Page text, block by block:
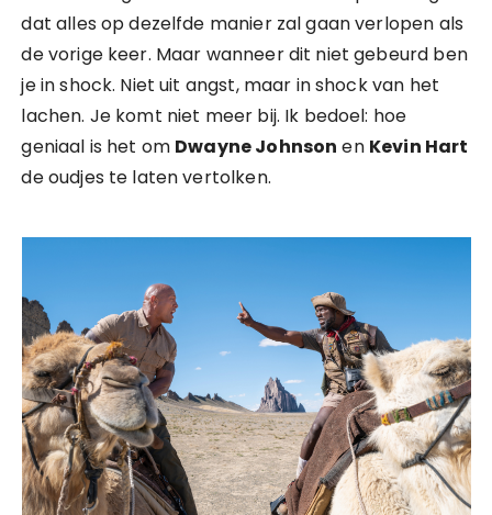
dat alles op dezelfde manier zal gaan verlopen als
de vorige keer. Maar wanneer dit niet gebeurd ben
je in shock. Niet uit angst, maar in shock van het
lachen. Je komt niet meer bij. Ik bedoel: hoe
geniaal is het om Dwayne Johnson en Kevin Hart
de oudjes te laten vertolken.